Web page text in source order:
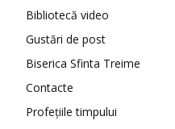
Bibliotecă video
Gustări de post
Biserica Sfinta Treime
Contacte
Profețiile timpului